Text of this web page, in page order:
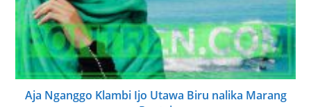
Aja Nganggo Klambi Ijo Utawa Biru nalika Marang